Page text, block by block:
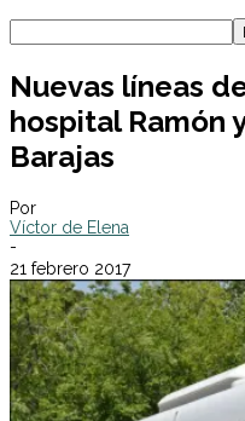
Nuevas líneas
hospital Ramón
Barajas
Por
Víctor de Elena
-
21 febrero 2017